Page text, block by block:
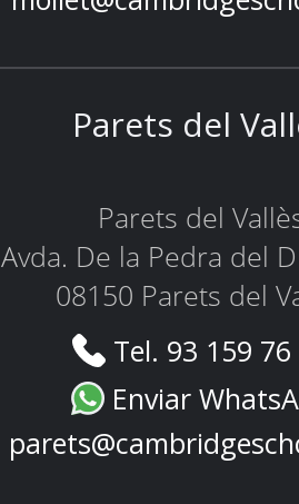
Parets del
Parets del
Avda. De la Pedra del
08150 Parets del
Tel. 93 159
Enviar